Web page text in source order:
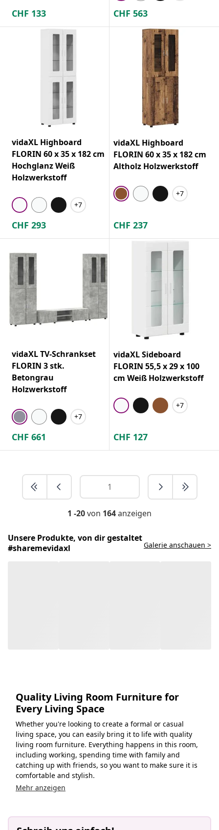
CHF 133 CHF 563
vidaXL Highboard
FLORIN 60 x 35 x 182 cm
Hochglanz Weiß
Holzwerkstoff
+7
CHF 293
vidaXL Highboard
FLORIN 60 x 35 x 182 cm
Altholz Holzwerkstoff
+7
CHF 237
vidaXL TV-Schrankset
FLORIN 3 stk.
Betongrau
Holzwerkstoff
+7
CHF 661
vidaXL Sideboard
FLORIN 55,5 x 29 x 100
cm Weiß Holzwerkstoff
+7
CHF 127
1 -20von 164anzeigen
Unsere Produkte, von dir gestaltet
#sharemevidaxl
Galerie anschauen >
Quality Living Room Furniture for
Every Living Space
Whether you're looking to create a formal or casual
living space, you can easily bring it to life with quality
living room furniture. Everything happens in this room,
including working, spending time with family and
catching up with friends, so you want to make sure it is
comfortable and stylish.
Mehr anzeigen